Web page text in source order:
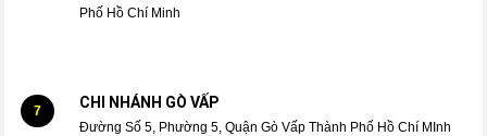
Phố Hồ Chí Minh
7 CHI NHÁNH GÒ VẤP
Đường Số 5, Phường 5, Quận Gò Vấp Thành Phố Hồ Chí MInh